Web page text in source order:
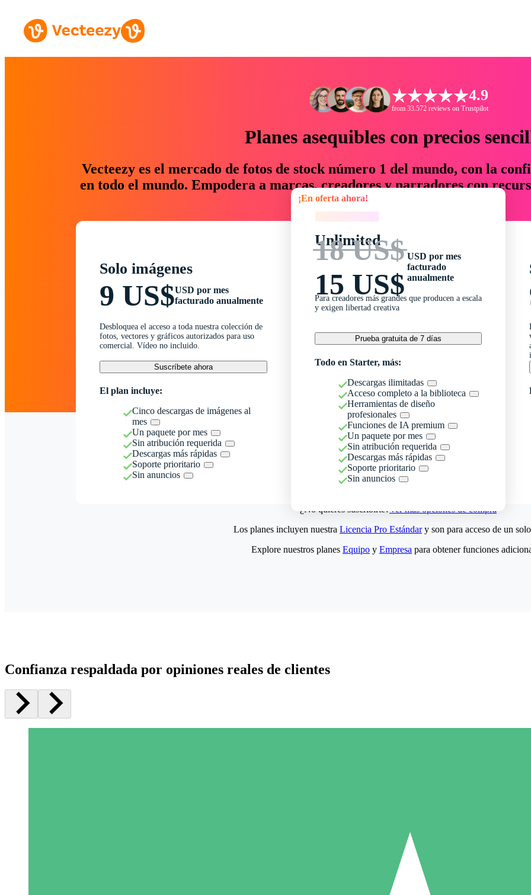
4.9
from 33.572 reviews on Trustpilot
Planes asequibles con precios
Vecteezy es el mercado de fotos de stock número 1 del mundo, con la
en todo el mundo. Empodera a marcas, creadores y narradores con
un 76 % en tiempo y presupuesto.
Solo imágenes
9 US$USD por mes
facturado anualmente
Desbloquea el acceso a toda nuestra colección de
fotos, vectores y gráficos autorizados para uso
comercial. Vídeo no incluido.
Suscríbete ahora
El plan incluye:
Cinco descargas de imágenes al
mes
Un paquete por mes
Sin atribución requerida
Descargas más rápidas
Soporte prioritario
Sin anuncios
¡En oferta ahora!
Unlimited
18 US$
15 US$
USD por mes
facturado
anualmente
Para creadores más grandes que producen a escala
y exigen libertad creativa
Prueba gratuita de 7 días
Todo en Starter, más:
Descargas ilimitadas
Acceso completo a la biblioteca
Herramientas de diseño
profesionales
Funciones de IA premium
Un paquete por mes
Sin atribución requerida
Descargas más rápidas
Soporte prioritario
Sin anuncios
¿No quieres suscribirte?Ver más opciones de compra
5 Descargas
15
Los planes incluyen nuestra Licencia Pro Estándary son para acceso de un
Explore nuestros planes Equipo y Empresa para obtener funciones
Confianza respaldada por opiniones reales de clientes